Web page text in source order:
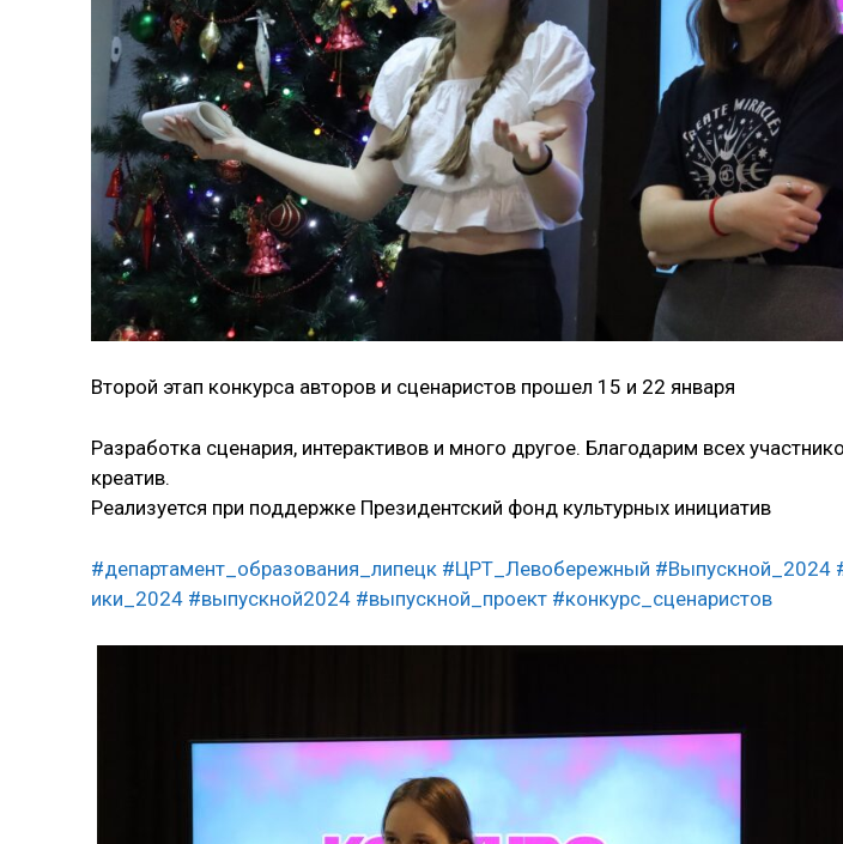
Второй этап конкурса авторов и сценаристов прошел 15 и 22 января
Разработка сценария, интерактивов и много другое. Благодарим всех
креатив.
Реализуется при поддержке Президентский фонд культурных инициатив
#департамент_образования_липецк #ЦРТ_Левобережный #Выпускной_2024
ики_2024 #выпускной2024 #выпускной_проект #конкурс_сценаристов